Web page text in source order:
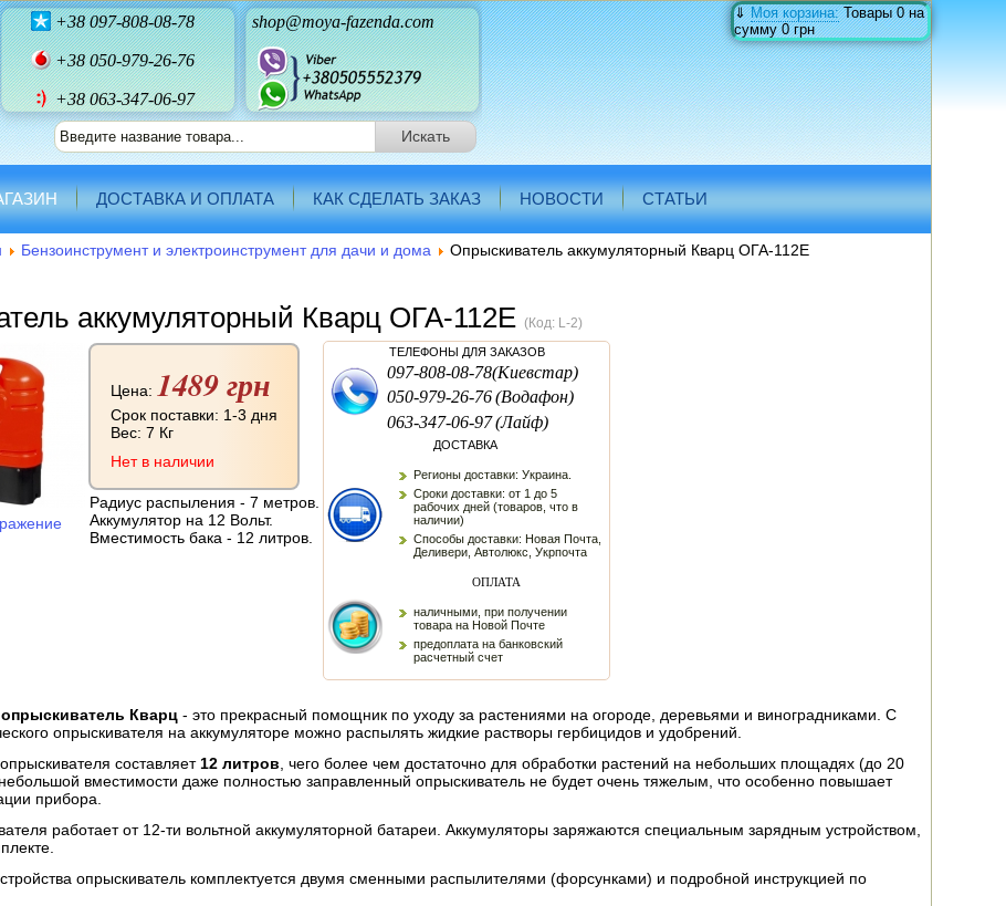
⇓Моя корзина:Товары0на
сумму0 грн
+38097-808-08-78 shop@moya-fazenda.com
+38050-979-26-76
+38 063-347-06-97
ДОСТАВКА И ОПЛАТА КАК СДЕЛАТЬ ЗАКАЗ НОВОСТИ СТАТЬИ
Бензоинструмент и электроинструмент для дачи и дома Опрыскиватель аккумуляторный Кварц ОГА-112Е
аккумуляторный Кварц ОГА-112Е(Код: L-2)
Цена: 1489 грн
Срок поставки: 1-3 дня
Вес:7 Кг
Нет в наличии
Радиус распыления - 7 метров.
Аккумулятор на 12 Вольт.
Вместимость бака - 12 литров.
ТЕЛЕФОНЫ ДЛЯ ЗАКАЗОВ
097-808-08-78(Киевстар)
050-979-26-76(Водафон)
063-347-06-97(Лайф)
ДОСТАВКА
Регионы доставки: Украина.
Сроки доставки: от 1 до 5
рабочих дней (товаров, что в
наличии)
Способы доставки: Новая Почта,
Деливери, Автолюкс, Укрпочта
ОПЛАТА
наличными, при получении
товара на Новой Почте
предоплата на банковский
расчетный счет
Кварц - это прекрасный помощник по уходу за растениями на огороде, деревьями и виноградниками. С
опрыскивателя на аккумуляторе можно распылять жидкие растворы гербицидов и удобрений.
составляет 12 литров , чего более чем достаточно для обработки растений на небольших площадях (до 20
вместимости даже полностью заправленный опрыскиватель не будет очень тяжелым, что особенно повышает
прибора.
работает от 12-ти вольтной аккумуляторной батареи. Аккумуляторы заряжаются специальным зарядным устройством,
опрыскиватель комплектуется двумя сменными распылителями (форсунками) и подробной инструкцией по